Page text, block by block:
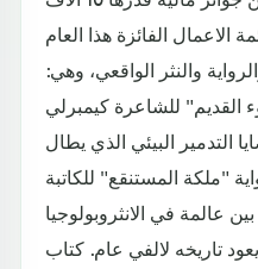
الفائزة هذا العام
والنثر الواقعي، وهي:
القديم" للشاعرة كيمبرلي
التدمير البيئي الذي يطال
"ملكة المستنقع" للكاتبة
عالمة في الانثروبولوجيا
تاريخه لالفي عام. كتاب